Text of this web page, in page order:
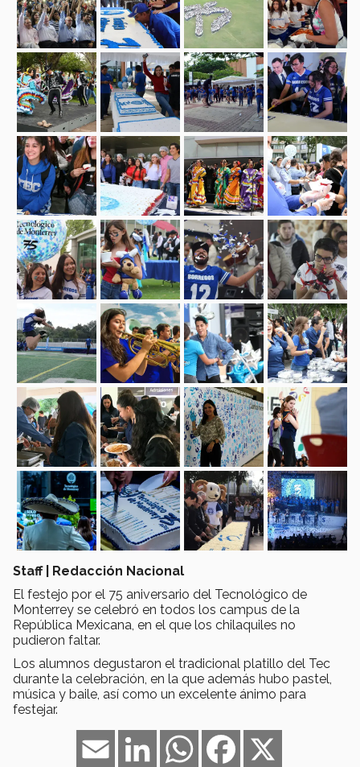
Staff | Redacción Nacional
El festejo por el 75 aniversario del Tecnológico de
Monterrey se celebró en todos los campus de la
República Mexicana, en el que los chilaquiles no
pudieron faltar.
Los alumnos degustaron el tradicional platillo del Tec
durante la celebración, en la que además hubo pastel,
música y baile, así como un excelente ánimo para
festejar.
Facebook
WhatsApp
LinkedIn
Email